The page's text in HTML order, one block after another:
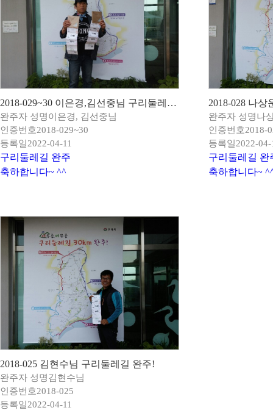
2018-029~30 이은경,김선중님 구리둘레길 완주!
완주자 성명이은경, 김선중님
인증번호2018-029~30
등록일2022-04-11
구리둘레길 완주
축하합니다~ ^^
2018-028 나
완주자 성명나
인증번호2018-
등록일2022-04-
구리둘레길 완
축하합니다~
2018-025 김현수님 구리둘레길 완주!
완주자 성명김현수님
인증번호2018-025
등록일2022-04-11